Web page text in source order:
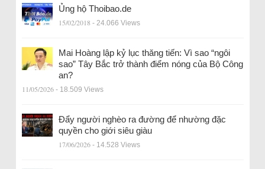
Ủng hộ Thoibao.de
15/02/2018 - 24.066 Views
Mai Hoàng lập kỷ lục thăng tiến: Vì sao “ngôi
sao” Tây Bắc trở thành điểm nóng của Bộ Công
an?
11/05/2026 - 18.509 Views
Đẩy người nghèo ra đường để nhường đặc
quyền cho giới siêu giàu
17/06/2026 - 14.528 Views